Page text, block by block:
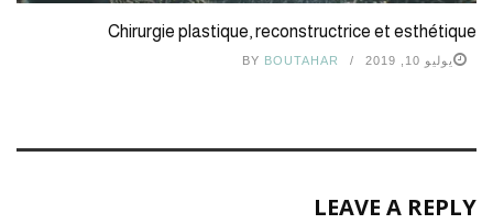
Chirurgie plastique, reconstructrice et esthétique
يوليو 10, 2019 BY BOUTAHAR
LEAVE A REPLY